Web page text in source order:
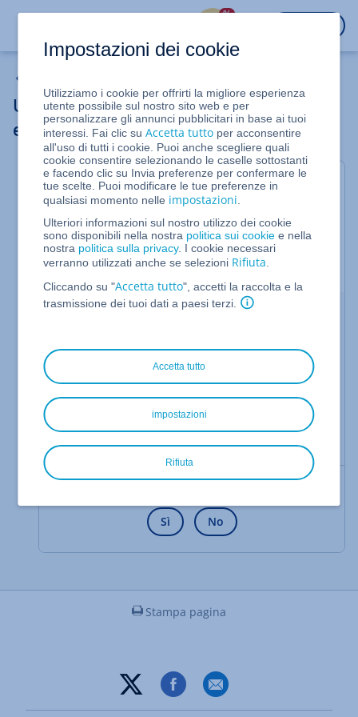
%
Usare Nextcloud Workspace su computer
e smartphone
Valido per Nextcloud Workspace
Oltre a poter usare Nextcloud Workspace da
qualsiasi dispositivo tramite browser, puoi
utilizzarlo anche tramite app dedicate su tutti i
principali dispositivi. In questo articolo troverai
informazioni su come ottenerle.
Scaricare applicazioni
disponibili per i seguenti sistemi operativi:
Client desktop per
Windows, MacOS e
Linux
Android
App per
iOS
Sì No
Stampa pagina
Impostazioni dei cookie
Utilizziamo i cookie per offrirti la migliore esperienza
utente possibile sul nostro sito web e per
personalizzare gli annunci pubblicitari in base ai tuoi
interessi. Fai clic suAccetta tutto per acconsentire
all'uso di tutti i cookie. Puoi anche scegliere quali
cookie consentire selezionando le caselle sottostanti
e facendo clic su Invia preferenze per confermare le
tue scelte. Puoi modificare le tue preferenze in
qualsiasi momento nelle impostazioni
Ulteriori informazioni sul nostro utilizzo dei cookie
sono disponibili nella nostra politica sui cookie e nella
nostra politica sulla privacy. I cookie necessari
verranno utilizzati anche se selezioni Rifiuta
Cliccando su "Accetta tutto", accetti la raccolta e la
trasmissione dei tuoi dati a paesi terzi.
Accetta tutto
Rifiuta
impostazioni